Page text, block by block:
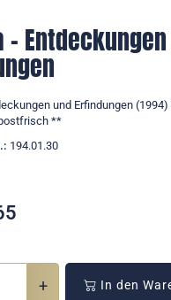
-
und Erfindungen
**
194.01.30
+ In den